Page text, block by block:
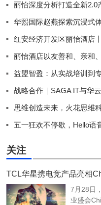
丽怡深度分析打造全新2.0
华熙国际赵燕探索沉浸式
红安经济开发区丽怡酒店
丽怡酒店以友善和、亲和
益盟智盈：从实战培训到
战略合作｜SAGA IT与华
思维创造未来，火花思维
五一狂欢不停歇，Hello语
关注
TCL华星携电竞产品亮相
7月28日
业盛会